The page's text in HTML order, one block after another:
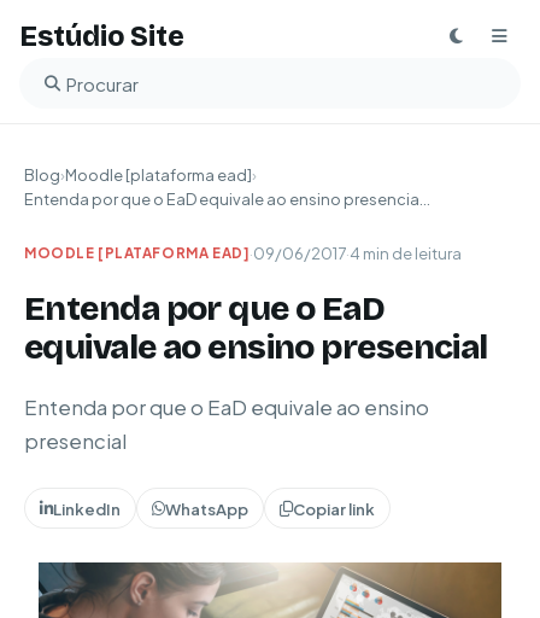
Estúdio Site
Buscar no blog
Blog›Moodle [plataforma ead]›
Entenda por que o EaD equivale ao ensino presencia...
MOODLE [PLATAFORMA EAD]·09/06/2017·4 min de leitura
Entenda por que o EaD
equivale ao ensino presencial
Entenda por que o EaD equivale ao ensino
presencial
LinkedIn WhatsApp Copiar link